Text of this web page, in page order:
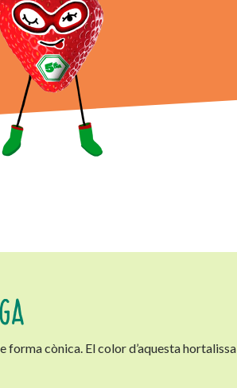
forma cònica. El color d’aquesta hortalissa